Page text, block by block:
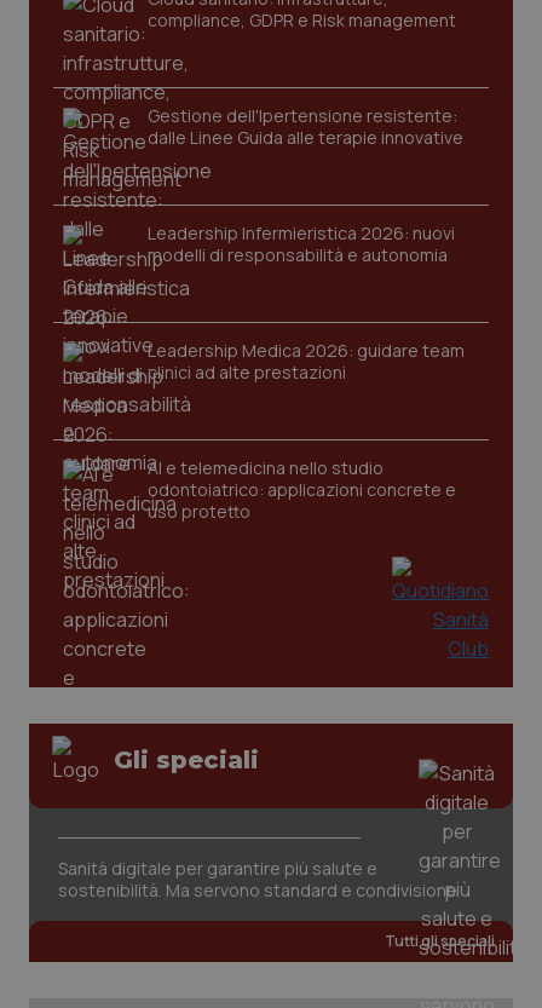
compliance, GDPR e Risk management
Gestione dell'Ipertensione resistente:
dalle Linee Guida alle terapie innovative
Leadership Infermieristica 2026: nuovi
modelli di responsabilità e autonomia
Leadership Medica 2026: guidare team
clinici ad alte prestazioni
AI e telemedicina nello studio
odontoiatrico: applicazioni concrete e
uso protetto
Gli speciali
Sanità digitale per garantire più salute e
sostenibilità. Ma servono standard e condivisione
Tutti gli speciali
protette del sito. Il sito web non è in grado di
funzionare correttamente senza questi cookie.
Nome
VISITOR_PRIVACY_METADATA
YouTube
.youtube.com
CookieScriptConsent
CookieScript
tracking-sites-ironfish-
www.quotidianosanita.it
session-id
www.quotidianosanita.it